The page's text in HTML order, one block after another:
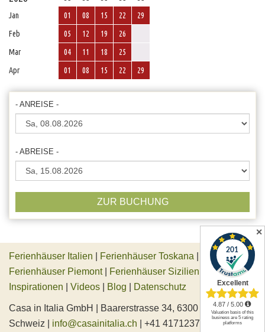
Jan
01 08 15 22
29
Feb
05 12 19
26
Mar
04 11 18
25
Apr
01 08 15 22 29
- ANREISE -
- ABREISE -
ZUR BUCHUNG
Ferienhäuser Italien Ferienhäuser Toskana
Ferienhäuser Piemont| Ferienhäuser Sizilien
Inspirationen
Videos Blog Datenschutz
Casa in Italia GmbH | Baarerstrasse 34, 6300 Zug,
Schweiz | info@casainitalia.ch | +41 417123745
✕